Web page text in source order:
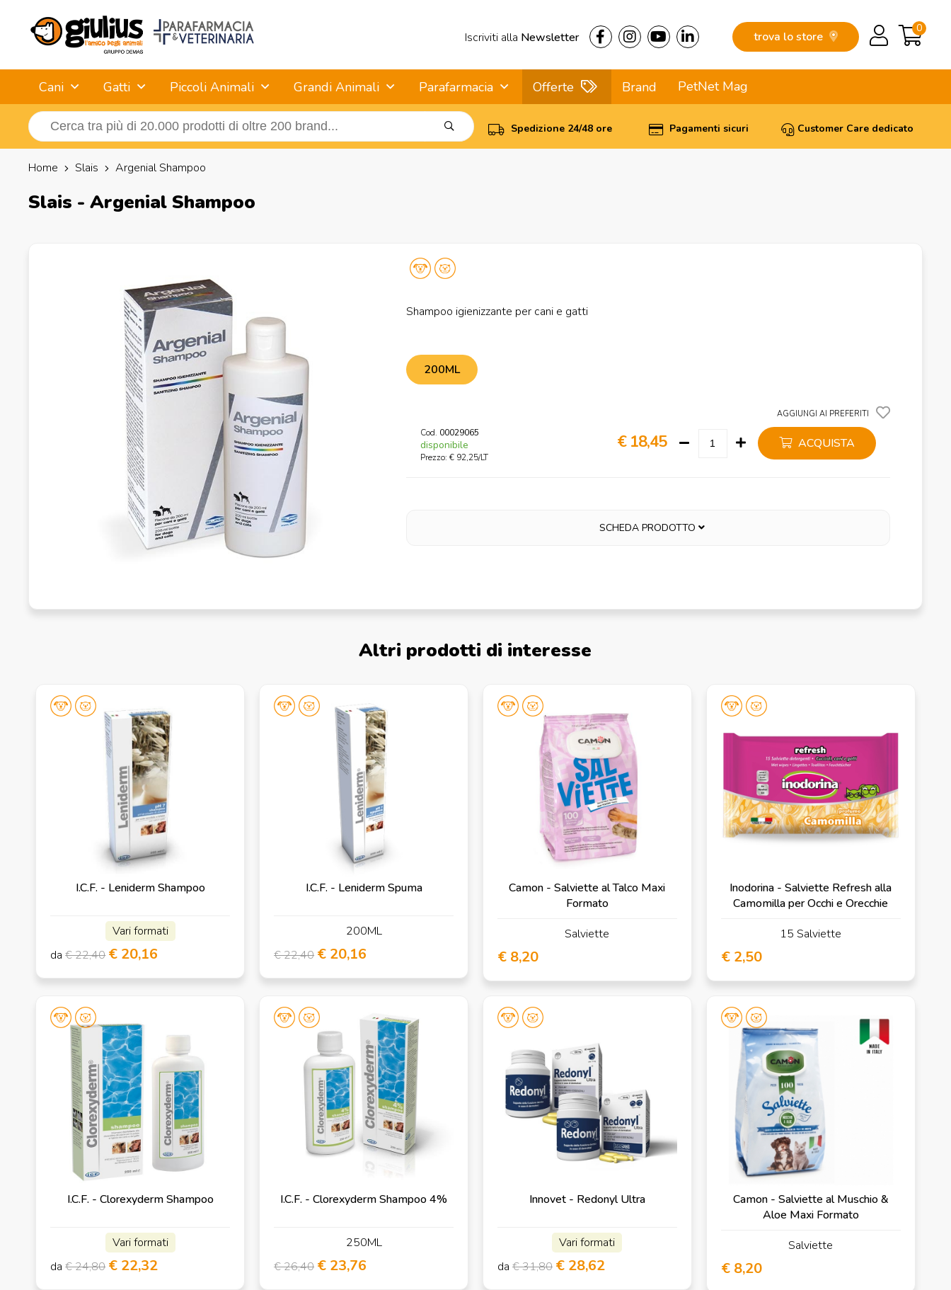
Iscriviti alla Newsletter trova lo store
0
Cani Gatti Piccoli Animali Grandi Animali Parafarmacia Offerte Brand PetNet Mag
Spedizione 24/48 ore Pagamenti sicuri Customer Care dedicato
Home Slais Argenial Shampoo
Slais - Argenial Shampoo
Shampoo igienizzante per cani e gatti
200ML
AGGIUNGI AI PREFERITI
Cod. 00029065
disponibile
Prezzo: € 92,25/LT
€ 18,45 ACQUISTA
SCHEDA PRODOTTO
Altri prodotti di interesse
I.C.F. - Leniderm Shampoo
Vari formati
da€ 22,40 € 20,16
I.C.F. - Leniderm Spuma
200ML
€ 22,40 € 20,16
Camon - Salviette al Talco Maxi
Formato
Salviette
€ 8,20
Inodorina - Salviette Refresh alla
Camomilla per Occhi e Orecchie
15 Salviette
€ 2,50
I.C.F. - Clorexyderm Shampoo
Vari formati
da€ 24,80 € 22,32
I.C.F. - Clorexyderm Shampoo 4%
250ML
€ 26,40 € 23,76
Innovet - Redonyl Ultra
Vari formati
da € 31,80 € 28,62
Camon - Salviette al Muschio &
Aloe Maxi Formato
Salviette
€ 8,20